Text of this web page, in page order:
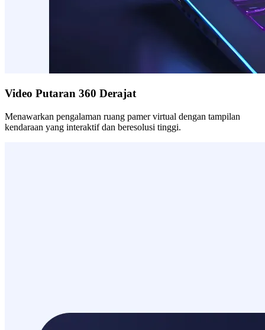
Video Putaran 360 Derajat
Menawarkan pengalaman ruang pamer virtual dengan tampilan
kendaraan yang interaktif dan beresolusi tinggi.